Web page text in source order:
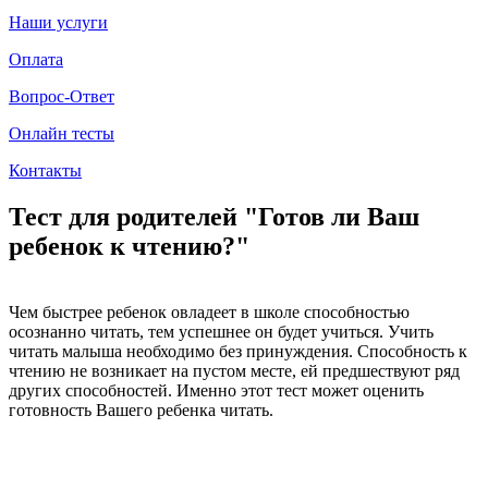
Наши услуги
Оплата
Вопрос-Ответ
Онлайн тесты
Контакты
Тест для родителей "Готов ли Ваш
ребенок к чтению?"
Чем быстрее ребенок овладеет в школе способностью
осознанно читать, тем успешнее он будет учиться. Учить
читать малыша необходимо без принуждения. Способность к
чтению не возникает на пустом месте, ей предшествуют ряд
других способностей. Именно этот тест может оценить
готовность Вашего ребенка читать.